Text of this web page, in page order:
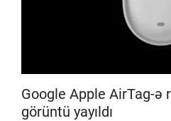
Google Apple AirTag-ə
görüntü yayıldı